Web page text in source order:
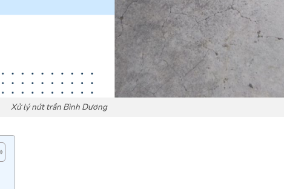
Xử lý nứt trần Bình Dương